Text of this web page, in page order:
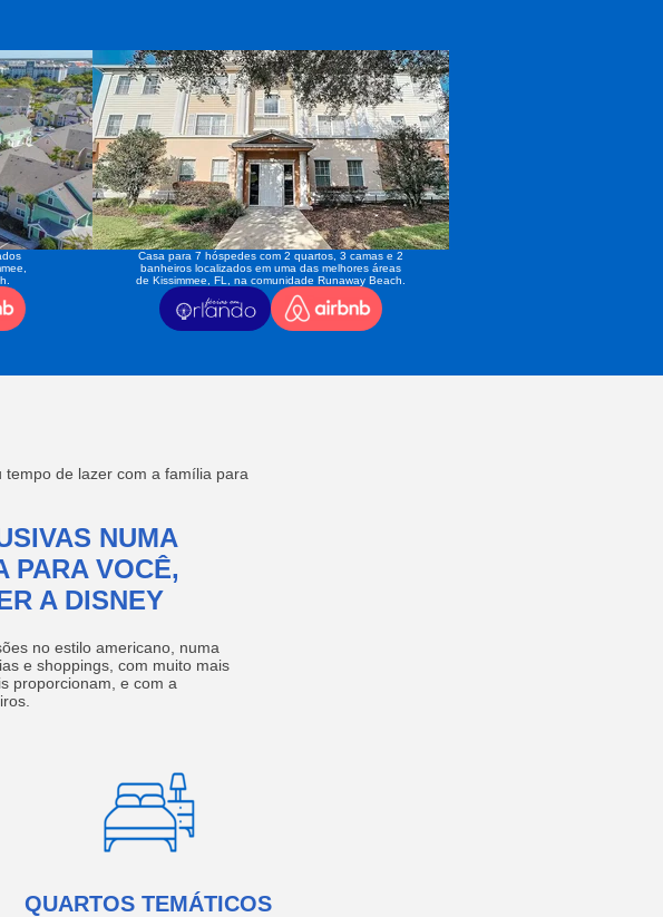
Casa para 7 hóspedes com 2 quartos, 3 camas e 2
banheiros localizados em uma das melhores áreas
de Kissimmee, FL, na comunidade Runaway Beach.
de lazer com a família para
NUMA
PARA VOCÊ,
A DISNEY
no estilo americano, numa
e shoppings, com muito mais
proporcionam, e com a
QUARTOS TEMÁTICOS